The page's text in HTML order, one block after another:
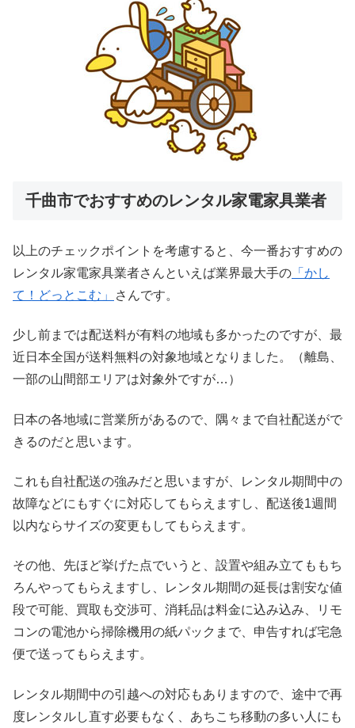
千曲市でおすすめのレンタル家電家具業者
以上のチェックポイントを考慮すると、今一番おすすめの
レンタル家電家具業者さんといえば業界最大手の 「かし
て！どっとこむ」
さんです。
少し前までは配送料が有料の地域も多かったのですが、最
近日本全国が送料無料の対象地域となりました。（離島、
一部の山間部エリアは対象外ですが…）
日本の各地域に営業所があるので、隅々まで自社配送がで
きるのだと思います。
これも自社配送の強みだと思いますが、レンタル期間中の
故障などにもすぐに対応してもらえますし、配送後1週間
以内ならサイズの変更もしてもらえます。
その他、先ほど挙げた点でいうと、設置や組み立てももち
ろんやってもらえますし、レンタル期間の延長は割安な値
段で可能、買取も交渉可、消耗品は料金に込み込み、リモ
コンの電池から掃除機用の紙パックまで、申告すれば宅急
便で送ってもらえます。
レンタル期間中の引越への対応もありますので、途中で再
度レンタルし直す必要もなく、あちこち移動の多い人にも